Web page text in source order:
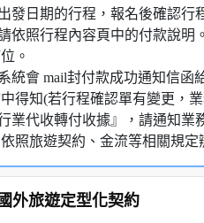
發日期的行程，報名後確認行
依照行程內容頁中的付款說
。
統會 mail封付款成功通知信
得知(若行程確認單有變更，
業代收轉付收據』，請通知業
照旅遊契約、金流等相關規定
外旅遊定型化契約